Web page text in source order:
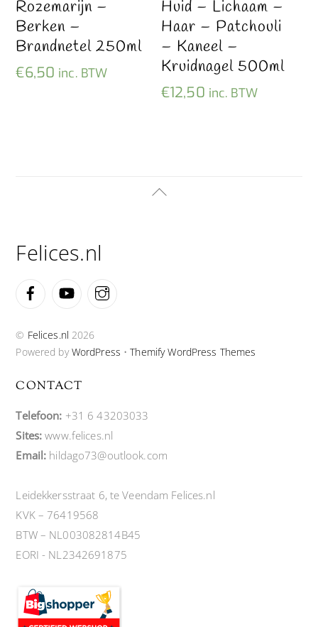
Rozemarijn –
Berken –
Brandnetel 250ml
€6,50 inc. BTW
Huid – Lichaam –
Haar – Patchouli
– Kaneel –
Kruidnagel 500ml
€12,50 inc. BTW
Back
Felices.nl
FacebookYouTube
© Felices.nl 2026
Powered byWordPress •Themify WordPress Themes
CONTACT
Telefoon: +31 6 43203033
Sites: www.felices.nl
Email: hildago73@outlook.com
Leidekkersstraat 6, te Veendam Felices.nl
KVK – 76419568
BTW – NL003082814B45
EORI - NL2342691875